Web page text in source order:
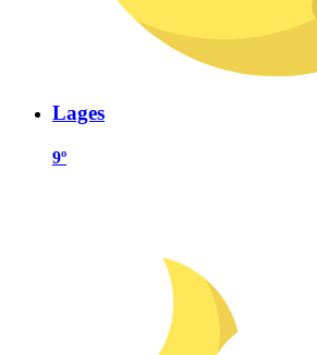
Lages
9º